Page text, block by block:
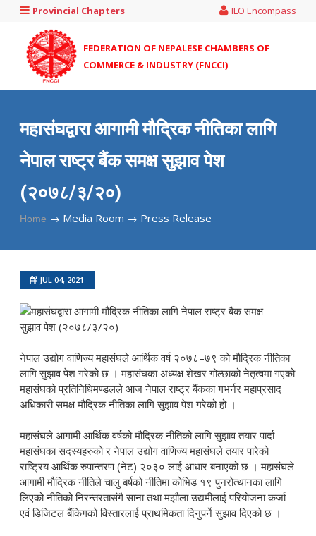
Provincial Chapters ILO Encompass
FEDERATION OF NEPALESE CHAMBERS OF
COMMERCE & INDUSTRY (FNCCI)
महासंघद्वारा आगामी मौद्रिक नीतिका लागि
नेपाल राष्ट्र बैंक समक्ष सुझाव पेश
(२०७८/३/२०)
Home → Media Room → Press Release
JUL 04, 2021
नेपाल उद्योग वाणिज्य महासंघले आर्थिक वर्ष २०७८–७९ को मौद्रिक नीतिका
लागि सुझाव पेश गरेको छ । महासंघका अध्यक्ष शेखर गोल्छाको नेतृत्वमा गएको
महासंघको प्रतिनिधिमण्डलले आज नेपाल राष्ट्र बैंकका गभर्नर महाप्रसाद
अधिकारी समक्ष मौद्रिक नीतिका लागि सुझाव पेश गरेको हो ।
महासंघले आगामी आर्थिक वर्षको मौद्रिक नीतिको लागि सुझाव तयार पार्दा
महासंघका सदस्यहरुको र नेपाल उद्योग वाणिज्य महासंघले तयार पारेको
राष्ट्रिय आर्थिक रुपान्तरण (नेट) २०३० लाई आधार बनाएको छ । महासंघले
आगामी मौद्रिक नीतिले चालु बर्षको नीतिमा कोभिड १९ पुनरोत्थानका लागि
लिएको नीतिको निरन्तरतासंगै साना तथा मझौला उद्यमीलाई परियोजना कर्जा
एवं डिजिटल बैंकिगको विस्तारलाई प्राथमिकता दिनुपर्ने सुझाव दिएको छ ।